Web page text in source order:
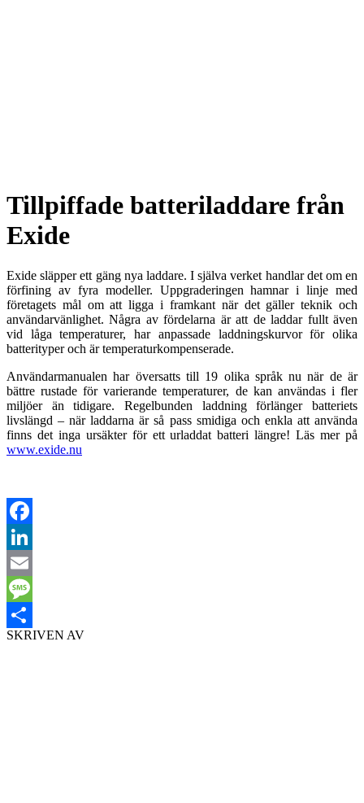
Tillpiffade batteriladdare från
Exide
Exide släpper ett gäng nya laddare. I själva verket handlar det om en
förfining av fyra modeller. Uppgraderingen hamnar i linje med
företagets mål om att ligga i framkant när det gäller teknik och
användarvänlighet. Några av fördelarna är att de laddar fullt även
vid låga temperaturer, har anpassade laddningskurvor för olika
batterityper och är temperaturkompenserade.
Användarmanualen har översatts till 19 olika språk nu när de är
bättre rustade för varierande temperaturer, de kan användas i fler
miljöer än tidigare. Regelbunden laddning förlänger batteriets
livslängd – när laddarna är så pass smidiga och enkla att använda
finns det inga ursäkter för ett urladdat batteri längre! Läs mer på
www.exide.nu
Facebook
LinkedIn
Email
Message
Dela
SKRIVEN AV